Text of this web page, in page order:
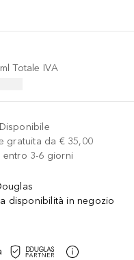
ml Totale IVA
Disponibile
gratuita da € 35,00
entro 3-6 giorni
AGGIUNGI AL CARRELLO
disponibilità in negozio